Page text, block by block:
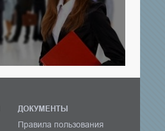
ДОКУМЕНТЫ
Правила пользования